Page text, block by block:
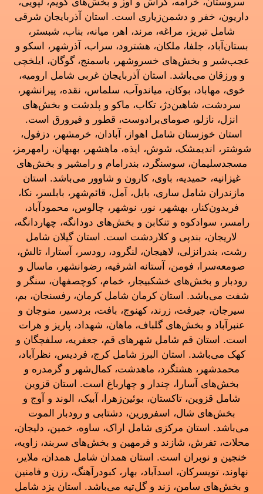
داریون، خفر و دشمن‌زیاری است. استان آذربایجان شرقی
شامل تبریز، مراغه، مرند، اهر، میانه، بناب، شبستر،
بستان‌آباد، جلفا، ملکان، هشترود، سراب، آذرشهر، اسکو و
عجب‌شیر و بخش‌های خسروشهر، باسمنج، گوگان، ایلخچی
و ورزقان می‌باشد. استان آذربایجان غربی شامل ارومیه،
خوی، مهاباد، بوکان، میاندوآب، سلماس، نقده، پیرانشهر،
سردشت، شاهین‌دژ، تکاب، ماکو و پلدشت و بخش‌های
انزل، نازلو، صومای‌برادوست، قطور و فیرورق است.
استان خوزستان شامل اهواز، آبادان، خرمشهر، دزفول،
شوشتر، اندیمشک، شوش، ایذه، ماهشهر، بهبهان، رامهرمز،
مسجدسلیمان، سوسنگرد، بندرامام و رامشیر و بخش‌های
غیزانیه، حمیدیه، باوی، کارون و شاوور می‌باشد. استان
مازندران شامل ساری، بابل، آمل، قائم‌شهر، بابلسر، نکا،
فریدون‌کنار، بهشهر، نور، نوشهر، چالوس، محمودآباد،
رامسر، سوادکوه و تنکابن و بخش‌های دودانگه، چهاردانگه،
لاریجان، بندپی و کلاردشت است. استان گیلان شامل
رشت، بندرانزلی، لاهیجان، لنگرود، رودسر، آستارا، تالش،
صومعه‌سرا، فومن، آستانه اشرفیه، رضوانشهر، ماسال و
رودبار و بخش‌های خشکبیجار، خمام، کوچصفهان، سنگر و
شفت می‌باشد. استان کرمان شامل کرمان، رفسنجان، بم،
سیرجان، جیرفت، زرند، کهنوج، بافت، بردسیر، منوجان و
عنبرآباد و بخش‌های گلباف، ماهان، شهداد، پاریز و هرات
است. استان قم شامل شهرهای قم، جعفریه، سلفچگان و
کهک می‌باشد. استان البرز شامل کرج، فردیس، نظرآباد،
محمدشهر، هشتگرد، ماهدشت، کمال‌شهر و گرمدره و
بخش‌های آسارا، چندار و چهارباغ است. استان قزوین
شامل قزوین، تاکستان، بوئین‌زهرا، آبیک، الوند و آوج و
بخش‌های شال، اسفرورین، دشتابی و رودبار الموت
می‌باشد. استان مرکزی شامل اراک، ساوه، خمین، دلیجان،
محلات، تفرش، شازند و فرمهین و بخش‌های سربند، زاویه،
خنجین و نوبران است. استان همدان شامل همدان، ملایر،
نهاوند، تویسرکان، اسدآباد، بهار، کبودرآهنگ، رزن و فامنین
و بخش‌های سامن، زند و گل‌تپه می‌باشد. استان یزد شامل